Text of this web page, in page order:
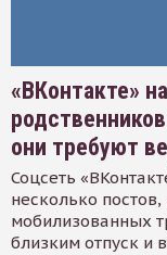
«ВКонтакте»
они требуют
Соцсеть
несколько
мобилизованных
близким отпуск и